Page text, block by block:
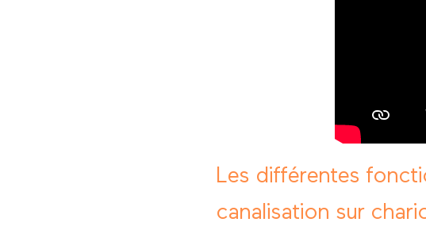
Les différentes
canalisation sur